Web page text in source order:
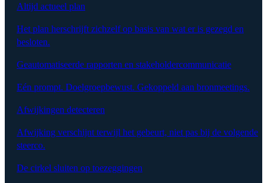
Altijd actueel plan
Het plan herschrijft zichzelf op basis van wat er is gezegd en
besloten.
Geautomatiseerde rapporten en stakeholdercommunicatie
Eén prompt. Doelgroepbewust. Gekoppeld aan bronmeetings.
Afwijkingen detecteren
Afwijking verschijnt terwijl het gebeurt, niet pas bij de volgende
steerco.
De cirkel sluiten op toezeggingen